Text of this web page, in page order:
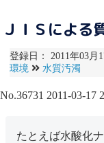
ＪＩＳによる
登録日： 2011年03月
環境
水質汚濁
No.36731 2011-03-17
たとえば水酸化